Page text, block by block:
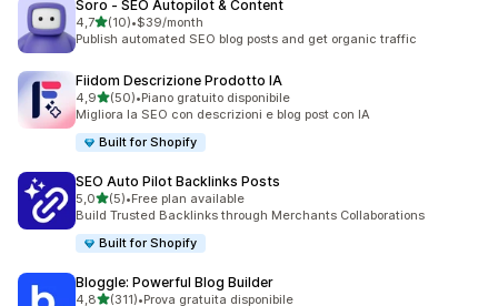
Soro ‑ SEO Autopilot & Content
4,7stelle su 5
(10)
10 recensioni totali
•$39/month
Publish automated SEO blog posts and get organic traffic
Fiidom Descrizione Prodotto IA
4,9stelle su 5
(50)
50 recensioni totali
•Piano gratuito disponibile
Migliora la SEO con descrizioni e blog post con IA
Built for Shopify
SEO Auto Pilot Backlinks Posts
5,0stelle su 5
(5)
5 recensioni totali
•Free plan available
Build Trusted Backlinks through Merchants Collaborations
Built for Shopify
Bloggle: Powerful Blog Builder
4,8stelle su 5
(311)•Prova gratuita disponibile